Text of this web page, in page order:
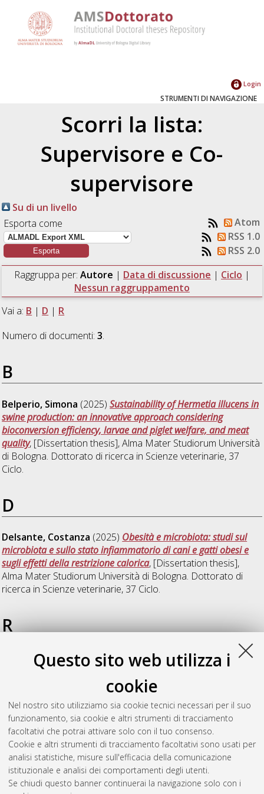
Questo sito web utilizza i
cookie
Nel nostro sito utilizziamo sia cookie tecnici necessari per il suo
funzionamento, sia cookie e altri strumenti di tracciamento
facoltativi che potrai attivare solo con il tuo consenso.
Cookie e altri strumenti di tracciamento facoltativi sono usati per
analisi statistiche, misure sull'efficacia della comunicazione
istituzionale e analisi dei comportamenti degli utenti.
Se chiudi questo banner continuerai la navigazione solo con i
Login
STRUMENTI DI NAVIGAZIONE
Scorri la lista:
Supervisore e Co-
supervisore
Su di un livello
Esporta come
Atom
RSS 1.0
RSS 2.0
Raggruppa per: Autore | Data di discussione | Ciclo |
Nessun raggruppamento
Vai a: B | D | R
Numero di documenti:3.
B
Belperio, Simona (2025)Sustainability of Hermetia illucens in
swine production: an innovative approach considering
bioconversion efficiency, larvae and piglet welfare, and meat
quality, [Dissertation thesis], Alma Mater Studiorum Università
di Bologna. Dottorato di ricerca in Scienze veterinarie, 37
Ciclo.
D
Delsante, Costanza (2025) Obesità e microbiota: studi sul
microbiota e sullo stato infiammatorio di cani e gatti obesi e
sugli effetti della restrizione calorica, [Dissertation thesis],
Alma Mater Studiorum Università di Bologna. Dottorato di
ricerca in Scienze veterinarie, 37 Ciclo.
R
Rubini, Giulia(2022) Il benessere del suino pesante italiano:
esperienze di ricerca in allevamento, durante il trasporto e
nella percezione dei consumatori, [Dissertation thesis], Alma
Mater Studiorum Università di Bologna. Dottorato di ricerca in
Scienze veterinarie, 34 Ciclo. DOI
10.48676/unibo/amsdottorato/10314.
Questa lista e' stata generata ilSun Aug 9 20:46:06 2026